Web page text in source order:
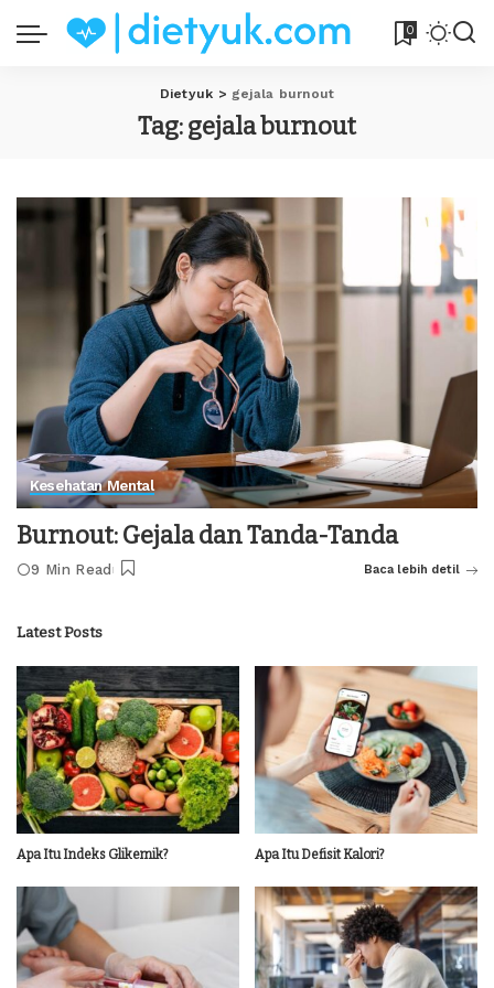
0
Dietyuk > gejala burnout
Tag:gejala burnout
Kesehatan Mental
Burnout: Gejala dan Tanda-Tanda
9 Min Read Baca lebih detil
Latest Posts
Apa Itu Indeks Glikemik? Apa Itu Defisit Kalori?